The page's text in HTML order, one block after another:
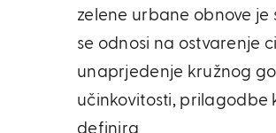
zelene urbane obnove
se odnosi na ostvarenje
unaprjedenje kružnog
učinkovitosti, prilagodbe
definira